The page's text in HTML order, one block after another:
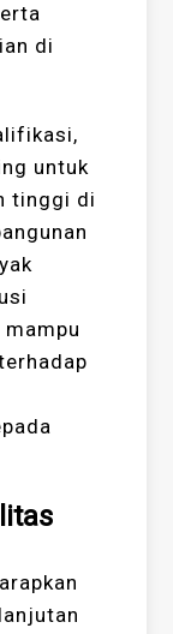
di
untuk
tinggi di